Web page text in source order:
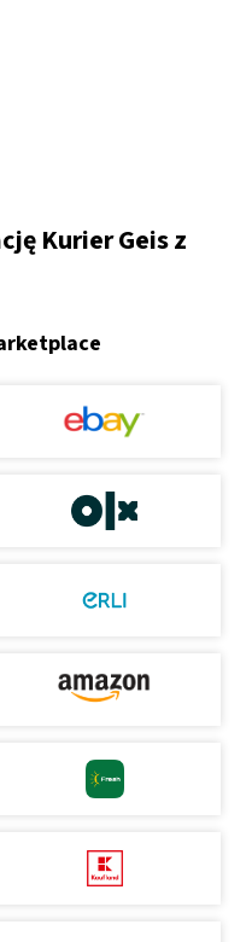
Kurier Geis z